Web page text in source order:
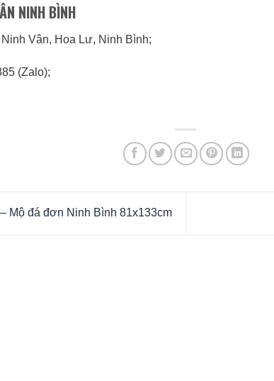
NINH BÌNH
Vân, Hoa Lư, Ninh Bình;
(Zalo);
Mộ đá đơn Ninh Bình 81x133cm